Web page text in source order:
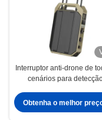
Interruptor anti-drone de
cenários para
drones
Obtenha o melhor